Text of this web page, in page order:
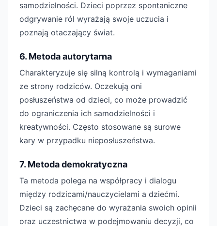
samodzielności. Dzieci poprzez spontaniczne
odgrywanie ról wyrażają swoje uczucia i
poznają otaczający świat.
6. Metoda autorytarna
Charakteryzuje się silną kontrolą i wymaganiami
ze strony rodziców. Oczekują oni
posłuszeństwa od dzieci, co może prowadzić
do ograniczenia ich samodzielności i
kreatywności. Często stosowane są surowe
kary w przypadku nieposłuszeństwa.
7. Metoda demokratyczna
Ta metoda polega na współpracy i dialogu
między rodzicami/nauczycielami a dziećmi.
Dzieci są zachęcane do wyrażania swoich opinii
oraz uczestnictwa w podejmowaniu decyzji, co